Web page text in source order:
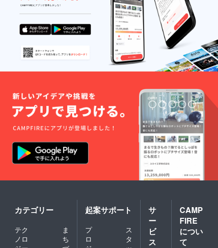
カテゴリー
テク
ノロ
ま
ち
起案サポート
プ
ロ
ス
タ
サ
ー
ビ
ス
CAMP
FIRE
につい
て